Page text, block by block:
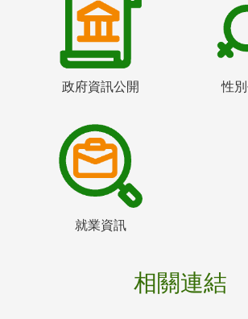
政府資訊公開 性
就業資訊
相關連結